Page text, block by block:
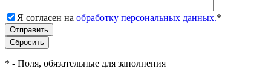
Я согласен на обработку персональных данных.*
* - Поля, обязательные для заполнения